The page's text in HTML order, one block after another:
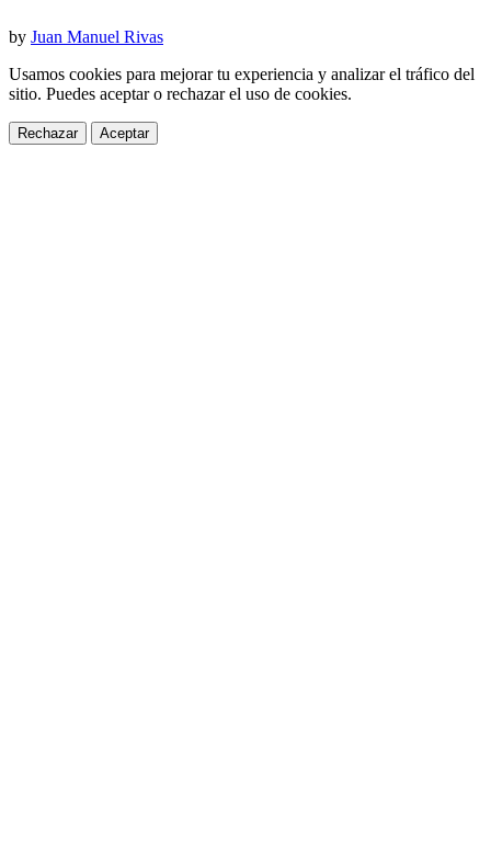
by Juan Manuel Rivas
Usamos cookies para mejorar tu experiencia y analizar el tráfico del
sitio. Puedes aceptar o rechazar el uso de cookies.
Rechazar Aceptar